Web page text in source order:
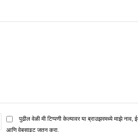
मेल*
पुढील वेळी मी टिप्पणी केल्यावर या ब्राउझरमध्ये माझे नाव,
आणि वेबसाइट जतन करा.